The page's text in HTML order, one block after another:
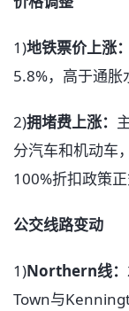
1)地铁票价上涨：
5.8%，高于通胀
2)拥堵费上涨：
分汽车和机动车
100%折扣政策
公交线路变动
1)Northern线：
Town与